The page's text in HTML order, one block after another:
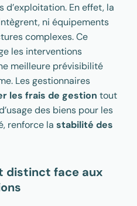
En effet, la
ni équipements
complexes. Ce
les interventions
meilleure prévisibilité
Les gestionnaires
les frais de gestion tout
des biens pour les
renforce la stabilité des
distinct face aux